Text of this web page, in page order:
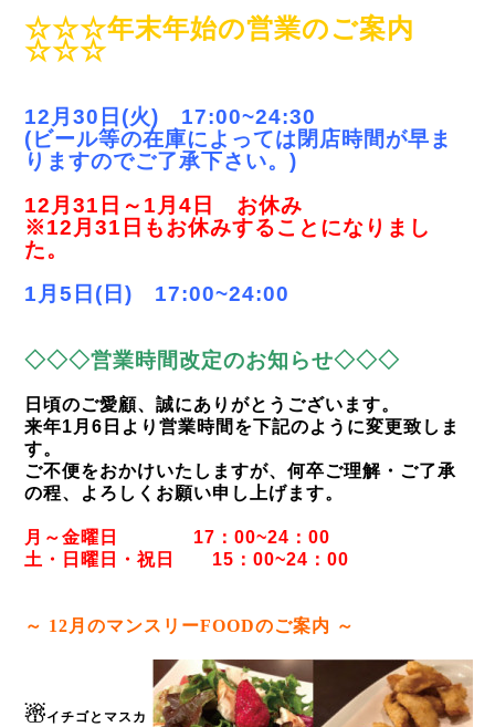
☆☆☆年末年始の営業のご案内
☆☆☆
12月30日(火) 17:00~24:30
(ビール等の在庫によっては閉店時間が早ま
りますのでご了承下さい。)
12月31日～1月4日 お休み
※12月31日もお休みすることになりまし
た。
1月5日(日) 17:00~24:00
◇◇◇営業時間改定のお知らせ◇◇◇
日頃のご愛顧、誠にありがとうございます。
来年1月6日より営業時間を下記のように変更致しま
す。
ご不便をおかけいたしますが、何卒ご理解・ご了承
の程、よろしくお願い申し上げます。
月～金曜日 17：00~24：00
土・日曜日・祝日 15：00~24：00
～ 12 月のマンスリーFOODのご案内 ～
☃イチゴとマスカ